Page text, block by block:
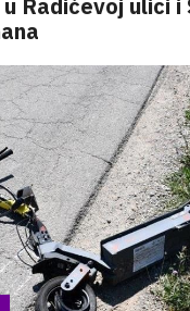
Radićevoj ulici i